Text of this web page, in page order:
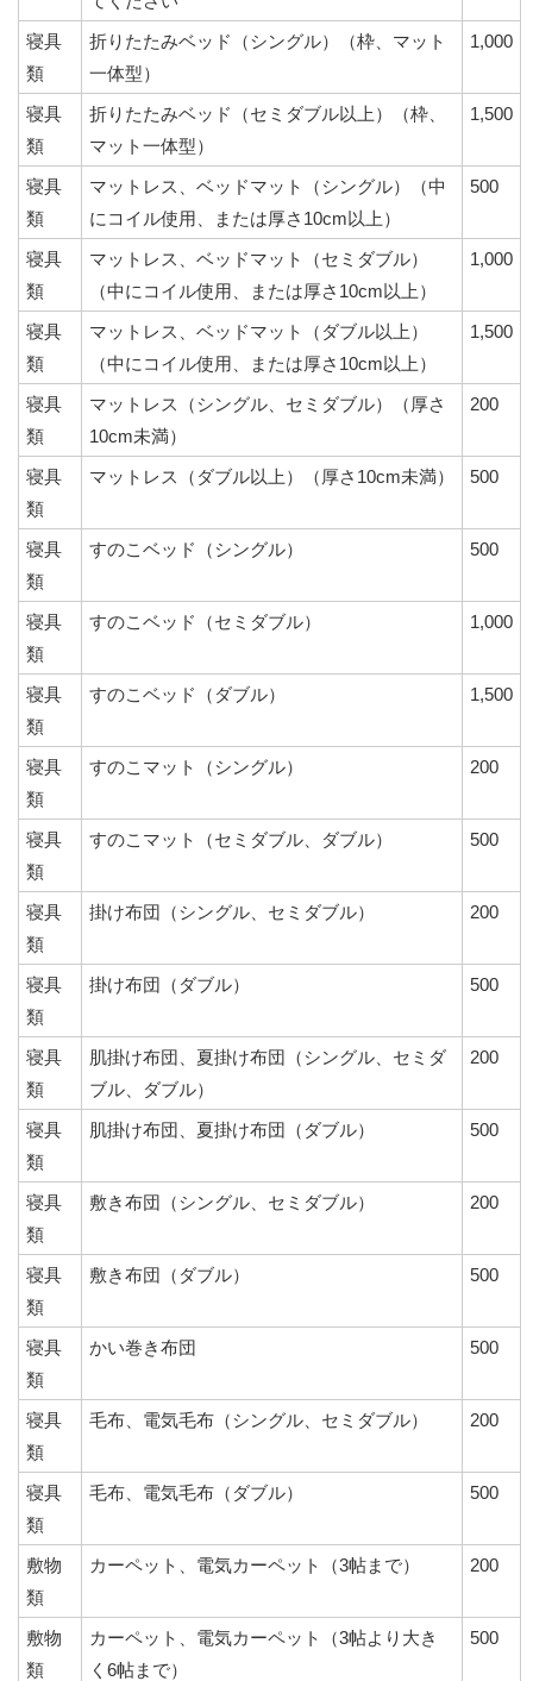
寝具
類
折りたたみベッド（シングル）（枠、マット
一体型）
1,000
寝具
類
折りたたみベッド（セミダブル以上）（枠、
マット一体型）
1,500
寝具
類
マットレス、ベッドマット（シングル）（中
にコイル使用、または厚さ10cm以上）
500
寝具
類
マットレス、ベッドマット（セミダブル）
（中にコイル使用、または厚さ10cm以上）
1,000
寝具
類
マットレス、ベッドマット（ダブル以上）
（中にコイル使用、または厚さ10cm以上）
1,500
寝具
類
マットレス（シングル、セミダブル）（厚さ
10cm未満）
200
寝具
類
マットレス（ダブル以上）（厚さ10cm未満） 500
寝具
類
すのこベッド（シングル） 500
寝具
類
すのこベッド（セミダブル） 1,000
寝具
類
すのこベッド（ダブル） 1,500
寝具
類
すのこマット（シングル） 200
寝具
類
すのこマット（セミダブル、ダブル） 500
寝具
類
掛け布団（シングル、セミダブル） 200
寝具
類
掛け布団（ダブル） 500
寝具
類
肌掛け布団、夏掛け布団（シングル、セミダ
ブル、ダブル）
200
寝具
類
肌掛け布団、夏掛け布団（ダブル） 500
寝具
類
敷き布団（シングル、セミダブル） 200
寝具
類
敷き布団（ダブル） 500
寝具
類
かい巻き布団 500
寝具
類
毛布、電気毛布（シングル、セミダブル） 200
寝具
類
毛布、電気毛布（ダブル） 500
敷物
類
カーペット、電気カーペット（3帖まで） 200
敷物
類
カーペット、電気カーペット（3帖より大き
く6帖まで）
500